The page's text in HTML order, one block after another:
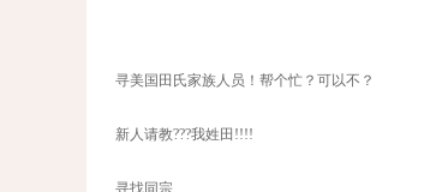
寻美国田氏家族人员！帮个忙？可以不？
新人请教???我姓田!!!!
寻找同宗